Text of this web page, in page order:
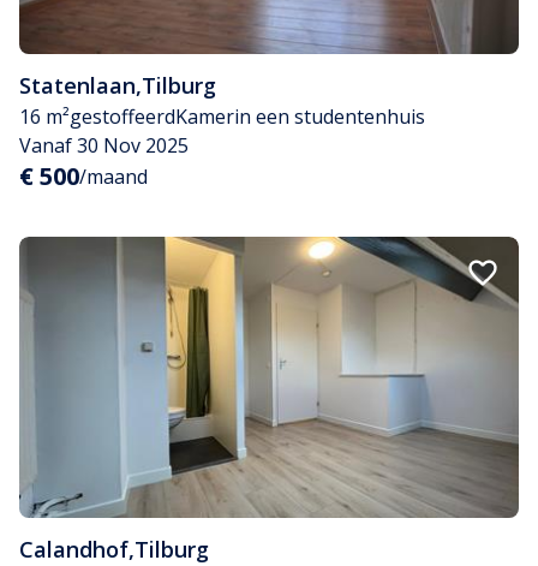
Statenlaan,Tilburg
16 m²gestoffeerdKamerin een studentenhuis
Vanaf 30 Nov 2025
€ 500/maand
Calandhof,Tilburg